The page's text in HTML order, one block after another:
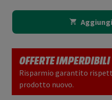
OFFERTE IMPERDIBILI
Risparmio garantito
prodotto nuovo.